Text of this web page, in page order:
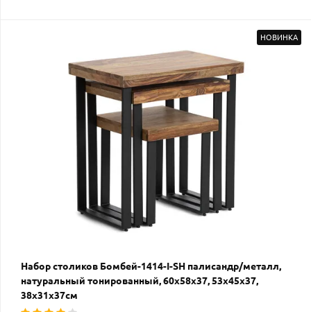
НОВИНКА
Набор столиков Бомбей-1414-I-SH палисандр/металл,
натуральный тонированный, 60х58х37, 53х45х37,
38х31х37см